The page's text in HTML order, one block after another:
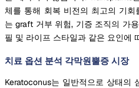
체를 통해 회복 비전의 최고의 기
는 graft 거부 위험, 기증 조직의 가
필 및 라이프 스타일과 같은 요인에
치료 옵션 분석 각막원뿔증 시장
Keratoconus는 일반적으로 상태의